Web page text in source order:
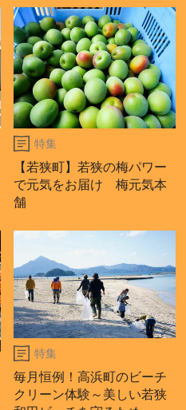
特集
【若狭町】若狭の梅パワー
で元気をお届け 梅元気本
舗
特集
毎月恒例！高浜町のビーチ
クリーン体験～美しい若狭